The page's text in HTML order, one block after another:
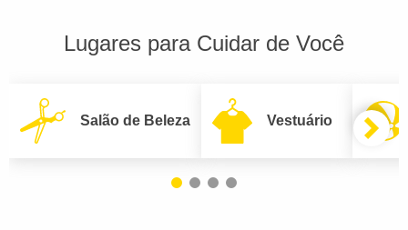
Lugares para Cuidar de Você
Salão de Beleza Vestuário